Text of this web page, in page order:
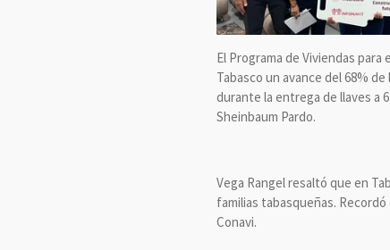
El Programa de Viviendas
Tabasco un avance del 68%
durante la entrega de llaves a
Sheinbaum Pardo.
Vega Rangel resaltó que en
familias tabasqueñas.
Conavi.